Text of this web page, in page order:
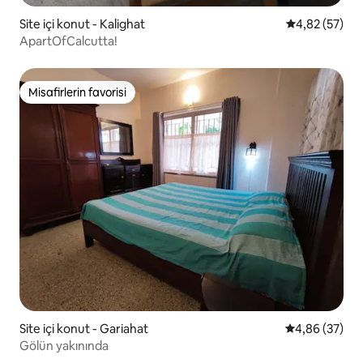
Site içi konut - Kalighat 5 üzerinden
4,82 (57)
ApartOfCalcutta!
Misafirlerin favorisi
Misafirlerin favorisi
Site içi konut - Gariahat 5 üzerinden
4,86 (37)
Gölün yakınında